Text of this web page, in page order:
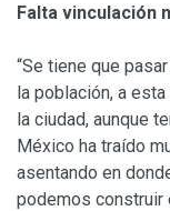
Falta vinculación
“Se tiene que
la población, a
la ciudad, aunque
México ha traído
asentando en
podemos construir